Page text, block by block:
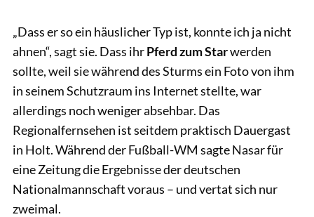
„Dass er so ein häuslicher Typ ist, konnte ich ja nicht
ahnen“, sagt sie. Dass ihrPferd zum Starwerden
sollte, weil sie während des Sturms ein Foto von ihm
in seinem Schutzraum ins Internet stellte, war
allerdings noch weniger absehbar. Das
Regionalfernsehen ist seitdem praktisch Dauergast
in Holt. Während der Fußball-WM sagte Nasar für
eine Zeitung die Ergebnisse der deutschen
Nationalmannschaft voraus – und vertat sich nur
zweimal.